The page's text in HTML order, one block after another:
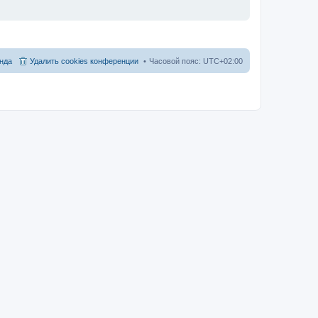
Часовой пояс: UTC+02:00
Удалить cookies конференции